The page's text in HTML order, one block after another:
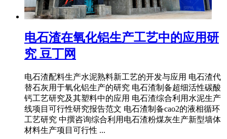
电石渣在氧化铝生产工艺中的应用研
究 豆丁网
电石渣配料生产水泥熟料新工艺的开发与应用 电石渣代
替石灰用于氧化铝生产的研究 电石渣制备超细活性碳酸
钙工艺研究及其塑料中的应用 电石渣综合利用水泥生产
线项目可行性研究报告范文 电石渣制备cao2的液相循环
工艺研究 中撰咨询综合利用电石渣粉煤灰生产新型墙体
材料生产项目可行性 ...